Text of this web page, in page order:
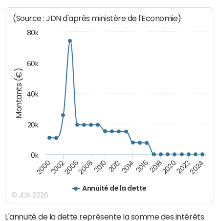
Montants (€)
(Source : JDN d'après ministère de l'Economie)
Annuité de la dette
20002002200620082010 2012201420162018202020222024
0k
20k
40k
60k
80k
© JDN 2026
L'annuité de la dette représente la somme des intérêts